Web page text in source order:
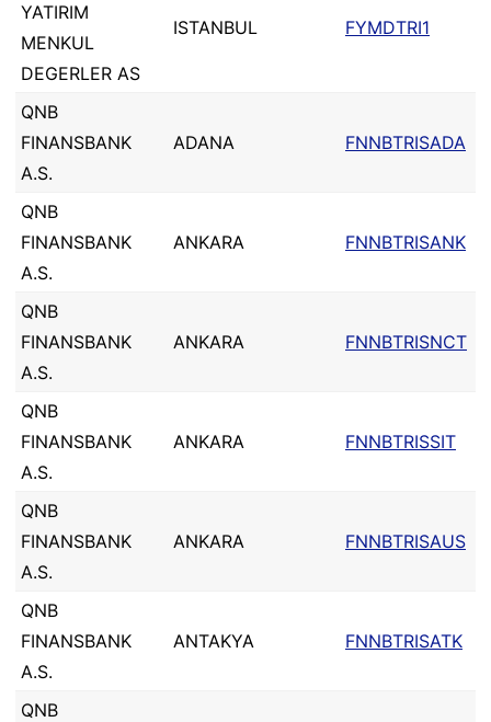
YATIRIM
MENKUL
DEGERLER AS
ISTANBUL FYMDTRI1
QNB
FINANSBANK
A.S.
ADANA FNNBTRISADA
QNB
FINANSBANK
A.S.
ANKARA FNNBTRISANK
QNB
FINANSBANK
A.S.
ANKARA FNNBTRISNCT
QNB
FINANSBANK
A.S.
ANKARA FNNBTRISSIT
QNB
FINANSBANK
A.S.
ANKARA FNNBTRISAUS
QNB
FINANSBANK
A.S.
ANTAKYA FNNBTRISATK
QNB